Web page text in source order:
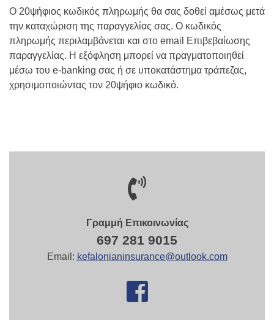
Ο 20ψήφιος κωδικός πληρωμής θα σας δοθεί αμέσως μετά
την καταχώριση της παραγγελίας σας. Ο κωδικός
πληρωμής περιλαμβάνεται και στο email Επιβεβαίωσης
παραγγελίας. Η εξόφληση μπορεί να πραγματοποιηθεί
μέσω του e-banking σας ή σε υποκατάστημα τράπεζας,
χρησιμοποιώντας τον 20ψήφιο κωδικό.
Γραμμή Επικοινωνίας
697 281 9015
Email: kefalonianinsurance@outlook.com